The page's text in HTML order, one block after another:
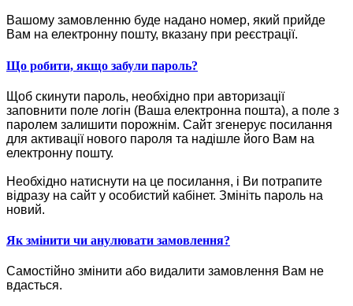
Вашому замовленню буде надано номер, який прийде
Вам на електронну пошту, вказану при реєстрації.
Що робити, якщо забули пароль?
Щоб скинути пароль, необхідно при авторизації
заповнити поле логін (Ваша електронна пошта), а поле з
паролем залишити порожнім. Сайт згенерує посилання
для активації нового пароля та надішле його Вам на
електронну пошту.
Необхідно натиснути на це посилання, і Ви потрапите
відразу на сайт у особистий кабінет. Змініть пароль на
новий.
Як змінити чи анулювати замовлення?
Самостійно змінити або видалити замовлення Вам не
вдасться.